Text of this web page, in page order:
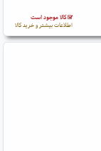
کالا موجود است
اطلاعات بیشتر و خرید کالا